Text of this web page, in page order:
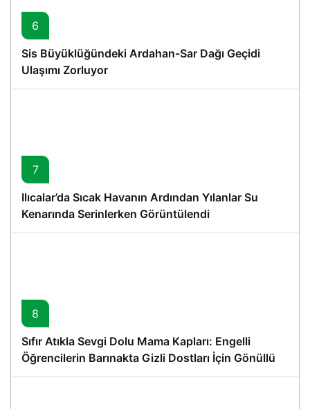
6
Sis Büyüklüğündeki Ardahan-Sar Dağı Geçidi
Ulaşımı Zorluyor
7
Ilıcalar’da Sıcak Havanın Ardından Yılanlar Su
Kenarında Serinlerken Görüntülendi
8
Sıfır Atıkla Sevgi Dolu Mama Kapları: Engelli
Öğrencilerin Barınakta Gizli Dostları İçin Gönüllü
Proje